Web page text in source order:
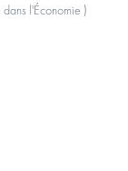
l'Économie )